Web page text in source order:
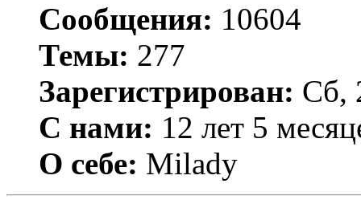
Сообщения: 10604
Темы: 277
Зарегистрирован: Сб,
С нами: 12 лет 5
О себе: Milady